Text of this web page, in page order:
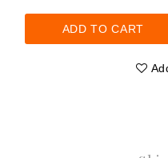
ADD TO CART